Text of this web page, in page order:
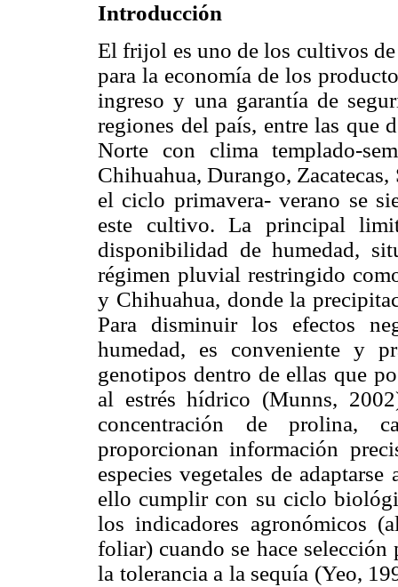
Introducción
El frijol es uno de los cultivos
para la economía de los
ingreso y una garantía de
regiones del país, entre las que
Norte con clima templado-
Chihuahua, Durango,
el ciclo primavera- verano se
este cultivo. La principal
disponibilidad de humedad,
régimen pluvial restringido
y Chihuahua, donde la
Para disminuir los efectos
humedad, es conveniente y
genotipos dentro de ellas que
al estrés hídrico (Munns,
concentración de prolina,
proporcionan información
especies vegetales de
ello cumplir con su ciclo
los indicadores agronómicos
foliar) cuando se hace
la tolerancia a la sequía (Yeo,